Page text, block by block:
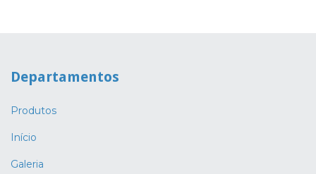
Departamentos
Produtos
Início
Galeria